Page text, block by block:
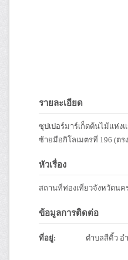
รายละเอียด
ซุปเปอร์มาร์เก็ตต้นไม้แห่ง
ซ้ายมือกิโลเมตรที่ 196 (ตร
หัวเรื่อง
สถานที่ท่องเที่ยวจังหวัดนค
ข้อมูลการติดต่อ
ที่อยู่: ตำบลสีคิ้ว อ